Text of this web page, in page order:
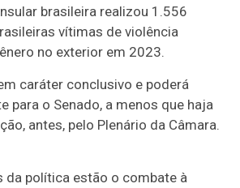
brasileira realizou 1.556
vítimas de violência
no exterior em 2023.
caráter conclusivo e poderá
para o Senado, a menos que haja
antes, pelo Plenário da Câmara.
da política estão o combate à